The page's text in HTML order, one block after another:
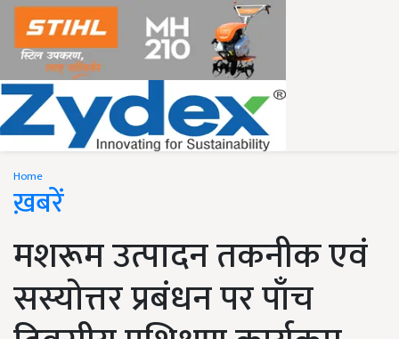
Home
ख़बरें
मशरूम उत्पादन तकनीक एवं
सस्योत्तर प्रबंधन पर पाँच